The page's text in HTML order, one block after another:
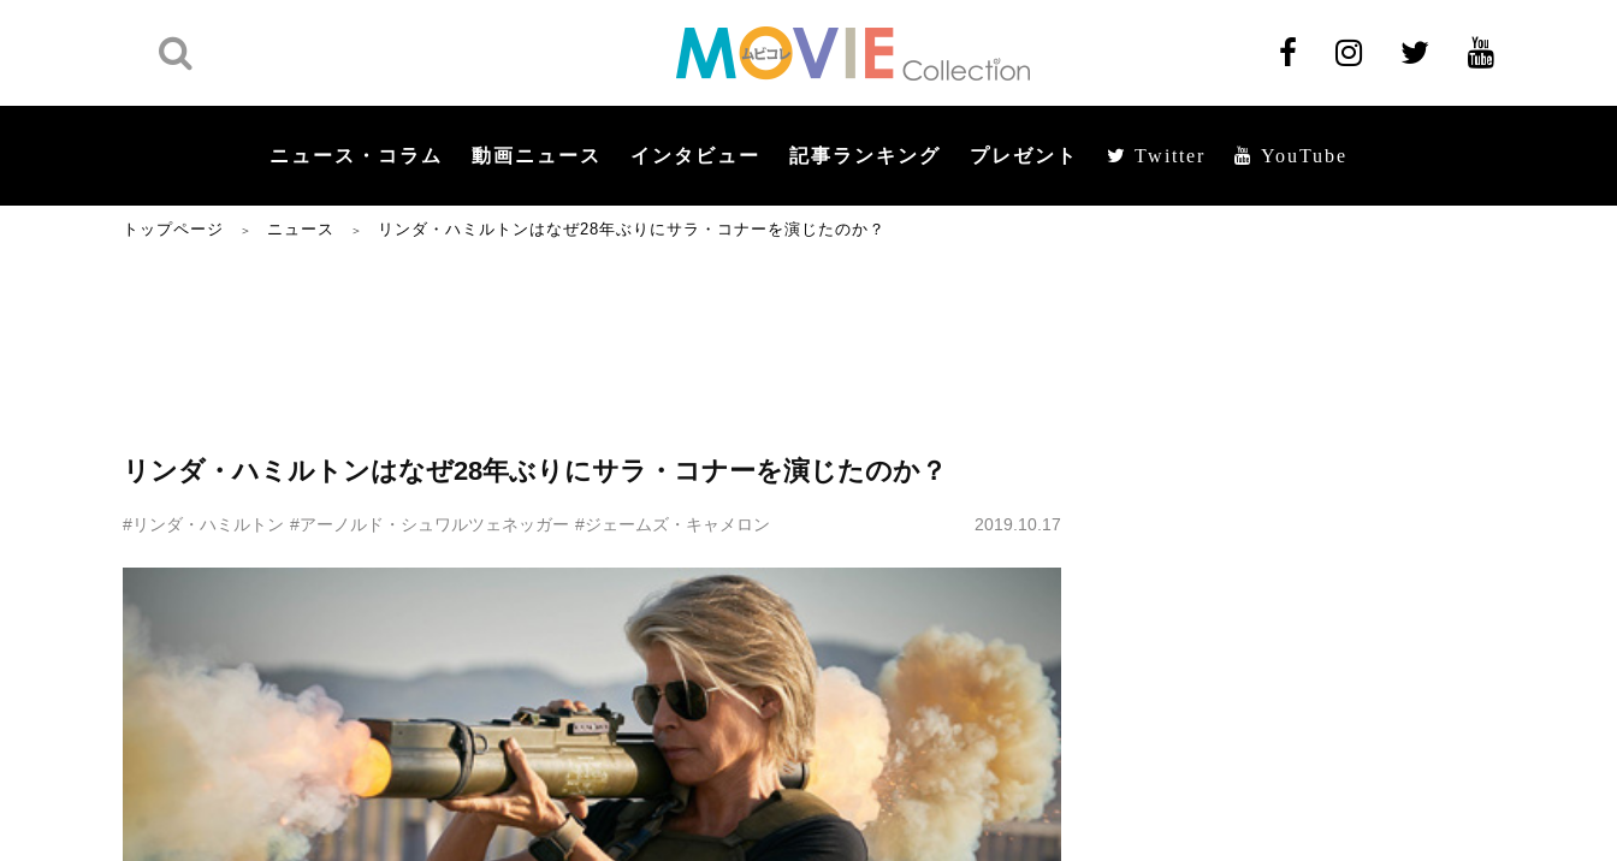
ニュース・コラム 動画ニュース インタビュー 記事ランキング プレゼント Twitter YouTube
トップページ ＞ ニュース ＞ リンダ・ハミルトンはなぜ28年ぶりにサラ・コナーを演じたのか？
リンダ・ハミルトンはなぜ28年ぶりにサラ・コナーを演じたのか？
#リンダ・ハミルトン #アーノルド・シュワルツェネッガー #ジェームズ・キャメロン 2019.10.17